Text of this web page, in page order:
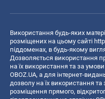
Використання будь-яких
розміщених на цьому сайті
піддоменах, в будь-якому
Дозволяється використання
на їх використання та за
OBOZ.UA, а для інтернет-
дозволу на їх використання
розміщення прямого,